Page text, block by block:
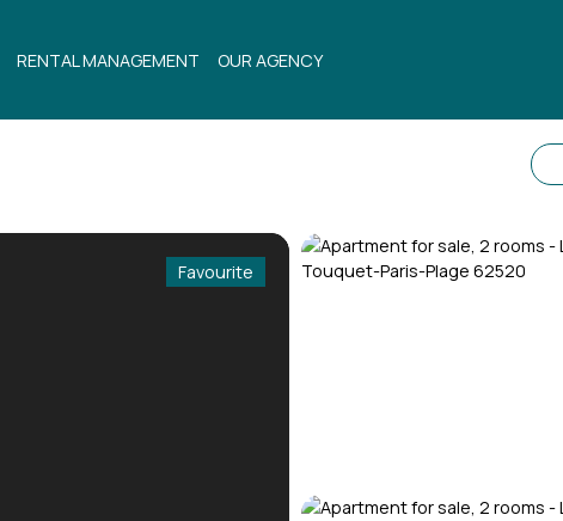
RENTAL MANAGEMENT OUR AGENCY
Favourite